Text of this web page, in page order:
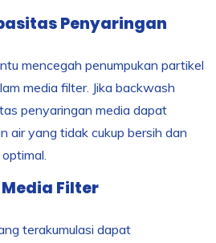
Penyaringan
mencegah penumpukan partikel
media filter. Jika backwash
penyaringan media dapat
air yang tidak cukup bersih dan
Filter
terakumulasi dapat